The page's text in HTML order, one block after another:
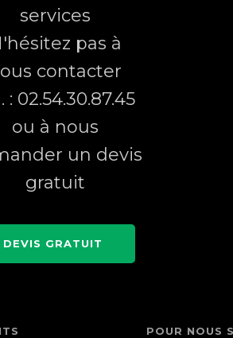
services
pas à
contacter
: 02.54.30.87.45
ou à nous
un devis
gratuit
DEVIS GRATUIT
POUR NOUS